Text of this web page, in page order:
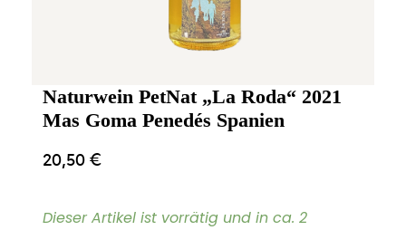
Naturwein PetNat „La Roda“ 2021
Mas Goma Penedés Spanien
20,50€
Dieser Artikel ist vorrätig und in ca. 2